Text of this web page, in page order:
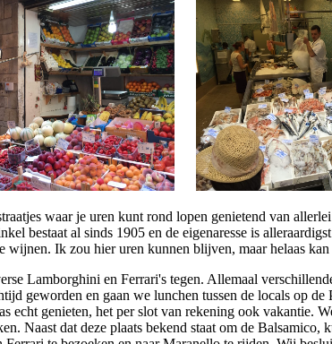
waar je uren kunt rond lopen genietend van
bestaat al sinds 1905 en de eigenaresse is
wijnen. Ik zou hier uren kunnen blijven, maar helaas
Lamborghini en Ferrari's tegen. Allemaal
geworden en gaan we lunchen tussen de locals op
echt genieten, het per slot van rekening ook vakantie.
Naast dat deze plaats bekend staat om de